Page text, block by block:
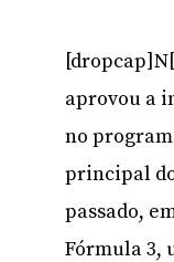
aprovou a
no
principal
passado,
Fórmula 3,